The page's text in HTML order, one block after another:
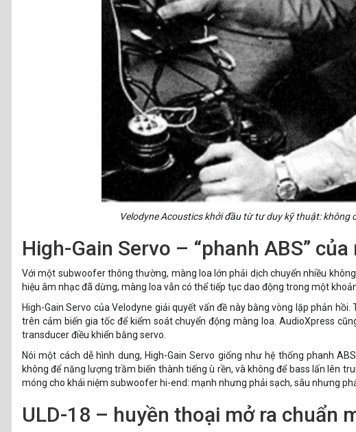
Velodyne Acoustics khởi đầu từ tư duy kỹ thuật:
High-Gain Servo – “phanh ABS”
Với một subwoofer thông thường, màng loa lớn phải dịch chuyển nhiều
hiệu âm nhạc đã dừng, màng loa vẫn có thể tiếp tục dao động trong một
High-Gain Servo của Velodyne giải quyết vấn đề này bằng vòng lặp phản
trên cảm biến gia tốc để kiểm soát chuyển động màng loa. AudioXpress
transducer điều khiển bằng servo.
Nói một cách dễ hình dung, High-Gain Servo giống như hệ thống phanh
không để năng lượng trầm biến thành tiếng ù rền, và không để bass lấn lên
móng cho khái niệm subwoofer hi-end: mạnh nhưng phải sạch, sâu nhưng
ULD-18 – huyền thoại mở ra chuẩn